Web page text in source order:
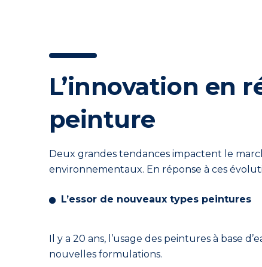
L’innovation en
peinture
Deux grandes tendances impactent le
environnementaux. En réponse à ces
L’essor de nouveaux types peintures
Il y a 20 ans, l’usage des peintures à base
nouvelles formulations.